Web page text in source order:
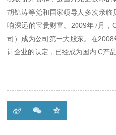
胡锦涛等党和国家领导人多次亲
响深远的宝贵财富。 2009年7 月，
司）成为公司第一大股东。在2008
计企业的认定，已经成为国内IC产